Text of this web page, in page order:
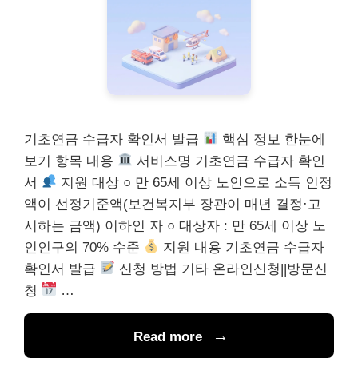
기초연금 수급자 확인서 발급
핵심 정보 한눈에
보기 항목 내용
서비스명 기초연금 수급자 확인
서
지원 대상 ○ 만 65세 이상 노인으로 소득 인정
액이 선정기준액(보건복지부 장관이 매년 결정·고
시하는 금액) 이하인 자 ○ 대상자 : 만 65세 이상 노
인인구의 70% 수준
지원 내용 기초연금 수급자
확인서 발급
신청 방법 기타 온라인신청||방문신
청
…
Read more